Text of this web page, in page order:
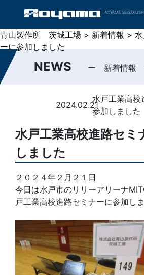
| AOYAMA
青山製作所 茨城工場 > 新着情報 >
ーに参加しました
青山製作所 茨城工場 > 新着情報 >
ーに参加しました
NEWS ー 新着情報
2024.02.21
水戸工業高校
参加しました
水戸工業高校進路セミ
しました
２０２４年２月２１日
今日は水戸市のリリーアリーナ
戸工業高校進路セミナーに参加しま